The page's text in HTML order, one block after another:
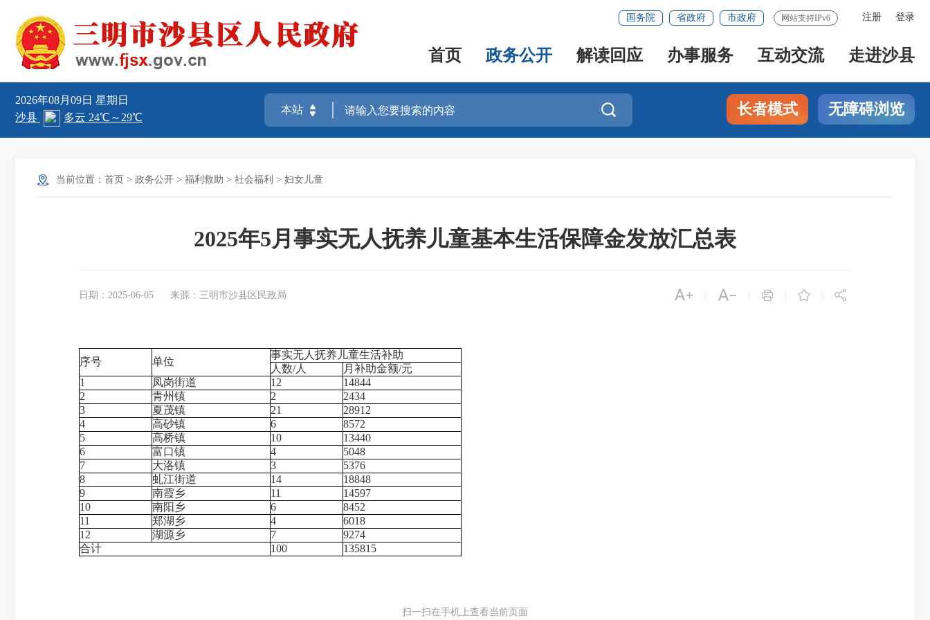
注册 登录
国务院 省政府 市政府 网站支持IPv6
首页 政务公开 解读回应 办事服务 互动交流 走进沙县
2026年08月09日 星期日
 长者模式 无障碍浏览
当前位置： 首页 > 政务公开 > 福利救助 > 社会福利 > 妇女儿童
2025年5月事实无人抚养儿童基本生活保障金发放汇总表
日期：2025-06-05 来源：三明市沙县区民政局     
序号 单位
事实无人抚养儿童生活补助
人数/人
月补助金额/元
1
凤岗街道 12
14844
2
青州镇 2
2434
3
夏茂镇 21
28912
4
高砂镇 6
8572
5
高桥镇 10
13440
6
富口镇 4
5048
7
大洛镇 3
5376
8
虬江街道 14
18848
9
南霞乡 11
14597
10
南阳乡 6
8452
11
郑湖乡 4
6018
12
湖源乡 7
9274
合计
100 135815
扫一扫在手机上查看当前页面